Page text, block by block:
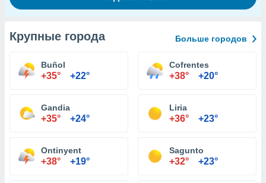
Крупные города Больше городов
Buñol
+35° +22°
Cofrentes
+38° +20°
Gandia
+35° +24°
Liria
+36° +23°
Ontinyent
+38° +19°
Sagunto
+32° +23°